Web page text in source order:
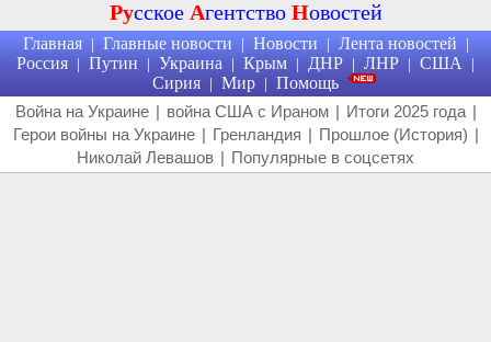
Русское Агентство Новостей
Главная | Главные новости | Новости | Лента новостей |
Россия | Путин | Украина | Крым | ДНР | ЛНР | США |
Сирия | Мир | Помощь
Война на Украине | война США с Ираном | Итоги 2025 года |
Герои войны на Украине | Гренландия | Прошлое (История) |
Николай Левашов | Популярные в соцсетях